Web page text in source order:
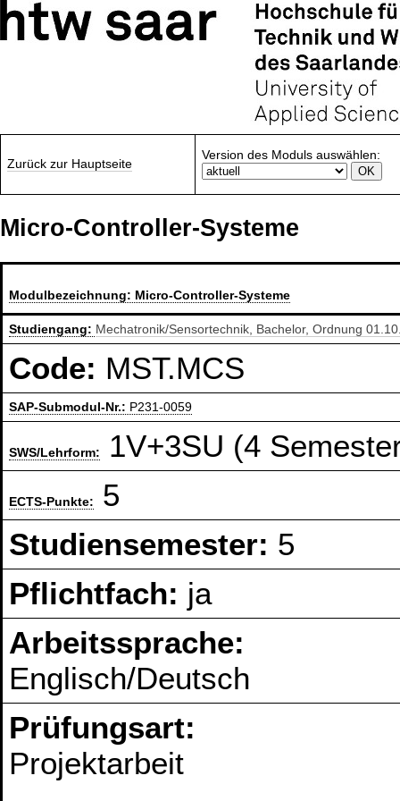
Zurück zur Hauptseite
Version des Moduls auswählen:
Micro-Controller-Systeme
Modulbezeichnung: Micro-Controller-Systeme
Studiengang: Mechatronik/Sensortechnik, Bachelor, Ordnung
Code: MST.MCS
SAP-Submodul-Nr.: P231-0059
SWS/Lehrform: 1V+3SU (4
ECTS-Punkte:
5
Studiensemester: 5
Pflichtfach: ja
Arbeitssprache:
Englisch/Deutsch
Prüfungsart:
Projektarbeit